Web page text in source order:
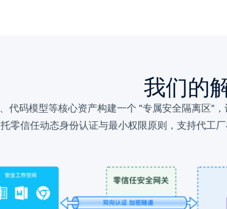
我们的
代码模型等核心资产构建一个 "专属安全隔离区"
零信任动态身份认证与最小权限原则，支持代工